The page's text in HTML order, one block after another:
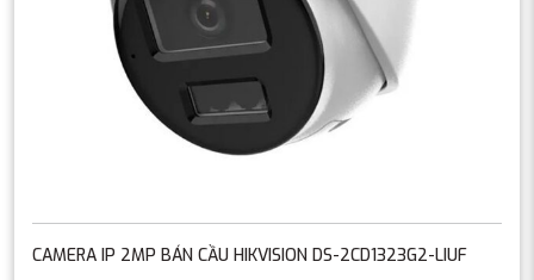
CAMERA IP 2MP BÁN CẦU HIKVISION DS-2CD1323G2-LIUF